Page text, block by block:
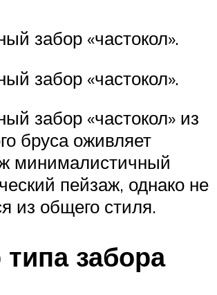
забор «частокол».
забор «частокол».
забор «частокол» из
бруса оживляет
минималистичный
пейзаж, однако не
из общего стиля.
забора